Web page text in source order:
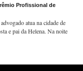
Profissional de
atua na cidade de
e pai da Helena. Na noite